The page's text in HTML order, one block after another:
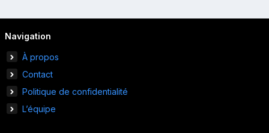
Navigation
À propos
Contact
Politique de confidentialité
L’équipe